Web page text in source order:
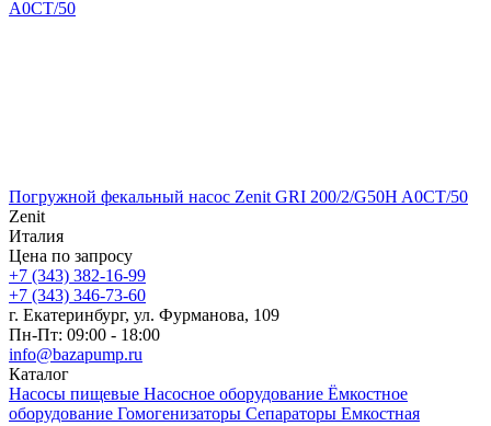
Погружной фекальный насос Zenit GRI 200/2/G50H A0CT/50
Zenit
Италия
Цена по запросу
+7 (343) 382-16-99
+7 (343) 346-73-‬60
г. Екатеринбург, ул. Фурманова, 109
Пн-Пт: 09:00 - 18:00
info@bazapump.ru
Каталог
Насосы пищевые Насосное оборудование Ёмкостное
оборудование Гомогенизаторы Сепараторы Емкостная